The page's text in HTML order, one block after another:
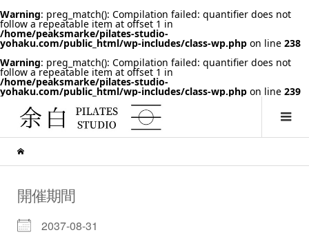
Warning: preg_match(): Compilation failed: quantifier does not
follow a repeatable item at offset 1 in
/home/peaksmarke/pilates-studio-
yohaku.com/public_html/wp-includes/class-wp.php on line 238
Warning: preg_match(): Compilation failed: quantifier does not
follow a repeatable item at offset 1 in
/home/peaksmarke/pilates-studio-
yohaku.com/public_html/wp-includes/class-wp.php on line 239
開催期間
2037-08-31